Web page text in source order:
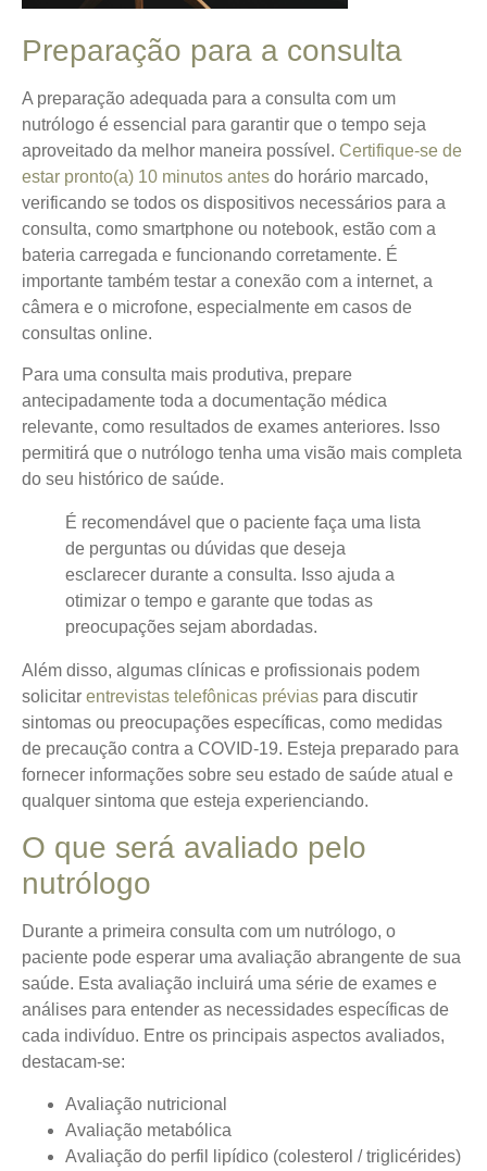
Preparação para a consulta
A preparação adequada para a consulta com um
nutrólogo é essencial para garantir que o tempo seja
aproveitado da melhor maneira possível. Certifique-se de
estar pronto(a) 10 minutos antes do horário marcado,
verificando se todos os dispositivos necessários para a
consulta, como smartphone ou notebook, estão com a
bateria carregada e funcionando corretamente. É
importante também testar a conexão com a internet, a
câmera e o microfone, especialmente em casos de
consultas online.
Para uma consulta mais produtiva, prepare
antecipadamente toda a documentação médica
relevante, como resultados de exames anteriores. Isso
permitirá que o nutrólogo tenha uma visão mais completa
do seu histórico de saúde.
É recomendável que o paciente faça uma lista
de perguntas ou dúvidas que deseja
esclarecer durante a consulta. Isso ajuda a
otimizar o tempo e garante que todas as
preocupações sejam abordadas.
Além disso, algumas clínicas e profissionais podem
solicitar entrevistas telefônicas prévias para discutir
sintomas ou preocupações específicas, como medidas
de precaução contra a COVID-19. Esteja preparado para
fornecer informações sobre seu estado de saúde atual e
qualquer sintoma que esteja experienciando.
O que será avaliado pelo
nutrólogo
Durante a primeira consulta com um nutrólogo, o
paciente pode esperar uma avaliação abrangente de sua
saúde. Esta avaliação incluirá uma série de exames e
análises para entender as necessidades específicas de
cada indivíduo. Entre os principais aspectos avaliados,
destacam-se:
Avaliação nutricional
Avaliação metabólica
Avaliação do perfil lipídico (colesterol / triglicérides)